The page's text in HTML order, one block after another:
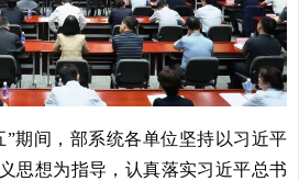
”期间，部系统各单位坚持以习近平
思想为指导，认真落实习近平总书